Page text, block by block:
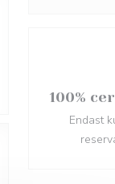
100%
Endast